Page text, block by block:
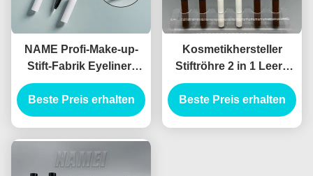
NAME Profi-Make-up-
Stift-Fabrik Eyeliner-
Röhre rosa
Mahlzeitenleuchtenleuchtenleuchtenleuchtenleuchten
Packagi
Beste Preis erhalten
Kosmetikhersteller
Stiftröhre 2 in 1 Leere
Make-up Verpackung
Billige Flüssigkeit
Eyeliner Bleistiftröhre
Beste Preis erhalten